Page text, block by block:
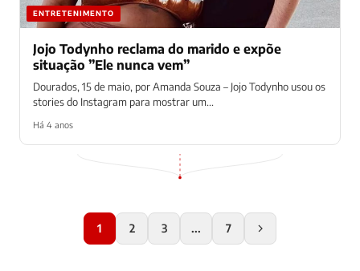
ENTRETENIMENTO
Jojo Todynho reclama do marido e expõe
situação ”Ele nunca vem”
Dourados, 15 de maio, por Amanda Souza – Jojo Todynho usou os
stories do Instagram para mostrar um...
Há 4 anos
1 2 3 ... 7